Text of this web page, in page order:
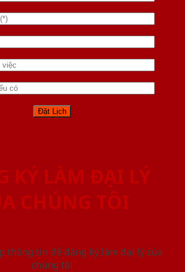
KÝ LÀM ĐẠI LÝ
CHÚNG TÔI
thông tin để đăng ký làm đại lý của
chúng tôi